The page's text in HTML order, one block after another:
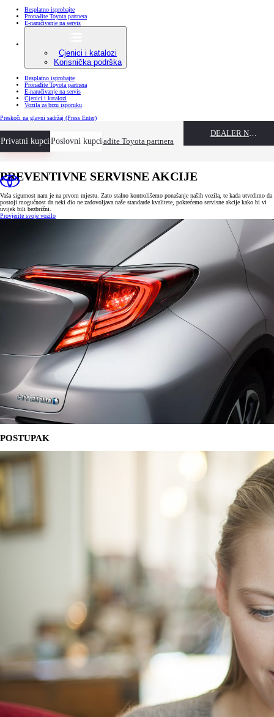
Besplatno isprobajte
Pronađite Toyota partnera
E-naručivanje na servis
Cjenici i katalozi
Korisnička podrška
Besplatno isprobajte
Pronađite Toyota partnera
E-naručivanje na servis
Cjenici i katalozi
Vozila za brzu isporuku
Preskoči na glavni sadržaj (Press Enter)
Privatni kupciPoslovni kupci
Besplatno isprobajte Pronađite Toyota partnera
DEALER NAME
PREVENTIVNE SERVISNE AKCIJE
Vaša sigurnost nam je na prvom mjestu. Zato stalno kontrolišemo ponašanje naših vozila, te kada utvrdimo da
postoji mogućnost da neki dio ne zadovoljava naše standarde kvalitete, pokrećemo servisne akcije kako bi vi
uvijek bili bezbrižni.
Provjerite svoje vozilo
POSTUPAK